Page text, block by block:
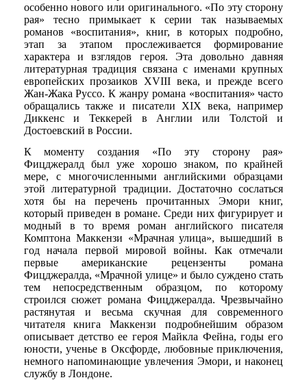
особенно нового или оригинального. «По эту сторону
рая» тесно примыкает к серии так называемых
романов «воспитания», книг, в которых подробно,
этап за этапом прослеживается формирование
характера и взглядов героя. Эта довольно давняя
литературная традиция связана с именами крупных
европейских прозаиков XVIII века, и прежде всего
Жан-Жака Руссо. К жанру романа «воспитания» часто
обращались также и писатели XIX века, например
Диккенс и Теккерей в Англии или Толстой и
Достоевский в России.
К моменту создания «По эту сторону рая»
Фицджералд был уже хорошо знаком, по крайней
мере, с многочисленными английскими образцами
этой литературной традиции. Достаточно сослаться
хотя бы на перечень прочитанных Эмори книг,
который приведен в романе. Среди них фигурирует и
модный в то время роман английского писателя
Комптона Маккензи «Мрачная улица», вышедший в
год начала первой мировой войны. Как отмечали
первые американские рецензенты романа
Фицджералда, «Мрачной улице» и было суждено стать
тем непосредственным образцом, по которому
строился сюжет романа Фицджералда. Чрезвычайно
растянутая и весьма скучная для современного
читателя книга Маккензи подробнейшим образом
описывает детство ее героя Майкла Фейна, годы его
юности, ученье в Оксфорде, любовные приключения,
немного напоминающие увлечения Эмори, и наконец
службу в Лондоне.